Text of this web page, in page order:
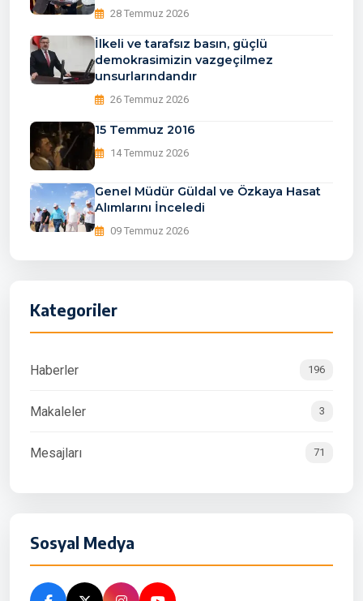
28 Temmuz 2026
İlkeli ve tarafsız basın, güçlü
demokrasimizin vazgeçilmez
unsurlarındandır
26 Temmuz 2026
15 Temmuz 2016
14 Temmuz 2026
Genel Müdür Güldal ve Özkaya Hasat
Alımlarını İnceledi
09 Temmuz 2026
Kategoriler
Haberler 196
Makaleler 3
Mesajları 71
Sosyal Medya